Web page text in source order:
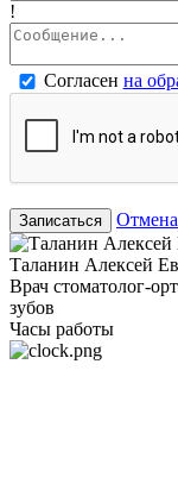
!
Согласен на
Записаться Отмена
Таланин Алексей
Врач стоматолог-
зубов
Часы работы